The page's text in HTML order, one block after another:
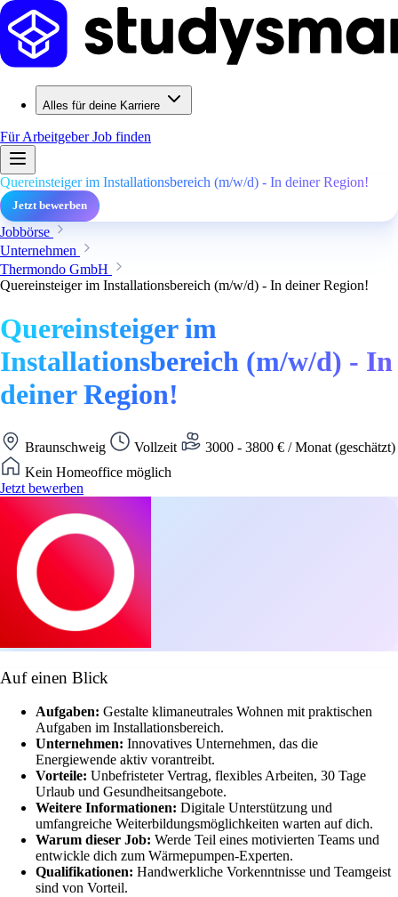
Alles für deine Karriere
Für ArbeitgeberJob finden
Quereinsteiger im Installationsbereich (m/w/d) - In deiner Region!
Jetzt bewerben
Jobbörse
Unternehmen
Thermondo GmbH
Quereinsteiger im Installationsbereich (m/w/d) - In deiner Region!
Quereinsteiger im
Installationsbereich (m/w/d) - In
deiner Region!
Braunschweig Vollzeit
3000 - 3800 € / Monat (geschätzt)
Kein Homeoffice möglich
Jetzt bewerben
Auf einen Blick
Aufgaben: Gestalte klimaneutrales Wohnen mit praktischen
Aufgaben im Installationsbereich.
Unternehmen: Innovatives Unternehmen, das die
Energiewende aktiv vorantreibt.
Vorteile: Unbefristeter Vertrag, flexibles Arbeiten, 30 Tage
Urlaub und Gesundheitsangebote.
Weitere Informationen: Digitale Unterstützung und
umfangreiche Weiterbildungsmöglichkeiten warten auf dich.
Warum dieser Job: Werde Teil eines motivierten Teams und
entwickle dich zum Wärmepumpen-Experten.
Qualifikationen: Handwerkliche Vorkenntnisse und Teamgeist
sind von Vorteil.